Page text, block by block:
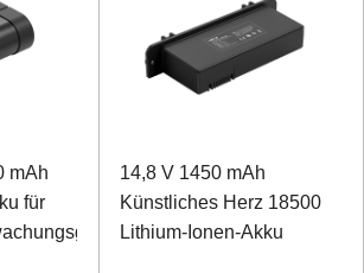
mAh
für
14,8 V 1450 mAh
Künstliches Herz 18500
Lithium-Ionen-Akku